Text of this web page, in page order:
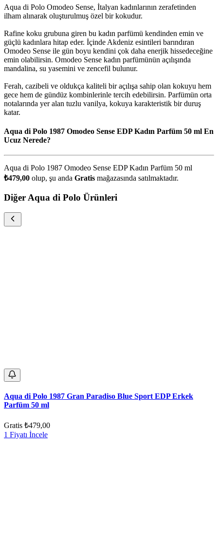
Aqua di Polo Omodeo Sense, İtalyan kadınlarının zerafetinden
ilham alınarak oluşturulmuş özel bir kokudur.
Rafine koku grubuna giren bu kadın parfümü kendinden emin ve
güçlü kadınlara hitap eder. İçinde Akdeniz esintileri barındıran
Omodeo Sense ile gün boyu kendini çok daha enerjik hissedeceğine
emin olabilirsin. Omodeo Sense kadın parfümünün açılışında
mandalina, su yasemini ve zencefil bulunur.
Ferah, cazibeli ve oldukça kaliteli bir açılışa sahip olan kokuyu hem
gece hem de gündüz kombinlerinle tercih edebilirsin. Parfümün orta
notalarında yer alan tuzlu vanilya, kokuya karakteristik bir duruş
katar.
Aqua di Polo 1987 Omodeo Sense EDP Kadın Parfüm 50 ml En
Ucuz Nerede?
Aqua di Polo 1987 Omodeo Sense EDP Kadın Parfüm 50 ml
₺479,00 olup, şu anda Gratis mağazasında satılmaktadır.
Diğer Aqua di Polo Ürünleri
Aqua di Polo 1987 Gran Paradiso Blue Sport EDP Erkek
Parfüm 50 ml
Gratis ₺479,00
1 Fiyatı İncele